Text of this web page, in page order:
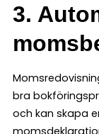
3.
bra
och kan skapa